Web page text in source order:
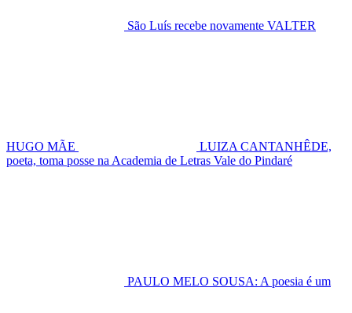
São Luís recebe novamente VALTER
HUGO MÃE
LUIZA CANTANHÊDE,
poeta, toma posse na Academia de Letras Vale do Pindaré
PAULO MELO SOUSA: A poesia é um